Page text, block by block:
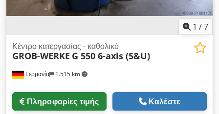
1 /7
Γερμανία 1.515 km
Κέντρο κατεργασίας - καθολικό
GROB-WERKE G 550 6-axis (5&U)
Πληροφορίες τιμής Καλέστε